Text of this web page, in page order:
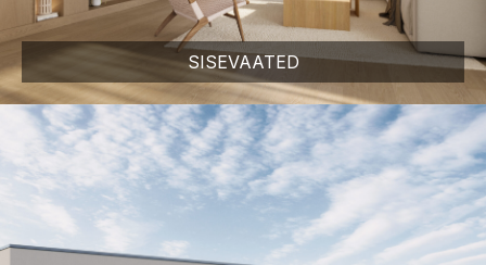
SISEVAATED